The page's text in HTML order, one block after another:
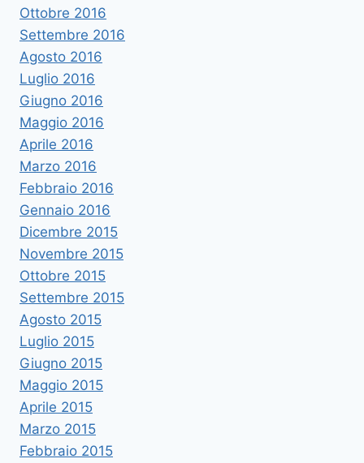
Ottobre 2016
Settembre 2016
Agosto 2016
Luglio 2016
Giugno 2016
Maggio 2016
Aprile 2016
Marzo 2016
Febbraio 2016
Gennaio 2016
Dicembre 2015
Novembre 2015
Ottobre 2015
Settembre 2015
Agosto 2015
Luglio 2015
Giugno 2015
Maggio 2015
Aprile 2015
Marzo 2015
Febbraio 2015